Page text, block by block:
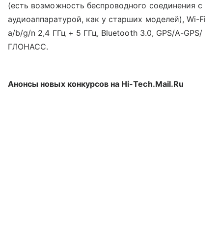
(есть возможность беспроводного соединения с
аудиоаппаратурой, как у старших моделей), Wi-Fi
a/b/g/n 2,4 ГГц + 5 ГГц, Bluetooth 3.0, GPS/A-GPS/
ГЛОНАСС.
Анонсы новых конкурсов на Hi-Tech.Mail.Ru